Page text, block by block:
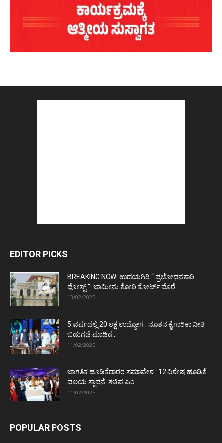
EDITOR PICKS
BREAKING NOW: ಉದಯಗಿರಿ “ ಪ್ರಚೋಧನಕಾರಿ
ಪೋಸ್ಟ್‌ “: ಜಾಮೀನು ಕೋರಿ ಕೋರ್ಟ್‌ ಮೊರೆ...
13/02/2025
5 ವರ್ಷದಲ್ಲಿ 20 ಲಕ್ಷ ಉದ್ಯೋಗ : ನೂತನ ಕೈಗಾರಿಕಾ ನೀತಿ
ಬಿಡುಗಡೆ ಮಾಡಿದ...
11/02/2025
ಜಾಗತಿಕ ಹೂಡಿಕೆದಾರರ ಸಮಾವೇಶ : 12 ವಿಶೇಷ ಹೂಡಿಕೆ
ವಲಯ ಸ್ಥಾಪನೆ: ಸಚಿವ ಎಂ...
11/02/2025
POPULAR POSTS